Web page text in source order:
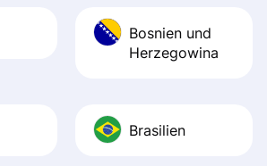
Bosnien und
Herzegowina
Brasilien